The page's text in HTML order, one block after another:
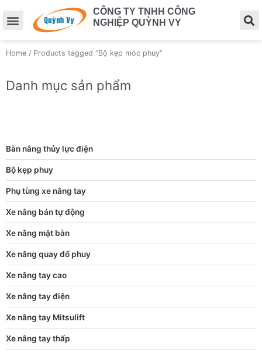
CÔNG TY TNHH CÔNG
NGHIỆP QUỲNH VY
Home / Products tagged “Bộ kẹp móc phuy”
Danh mục sản phẩm
Bàn nâng thủy lực điện
Bộ kẹp phuy
Phụ tùng xe nâng tay
Xe nâng bán tự động
Xe nâng mặt bàn
Xe nâng quay đổ phuy
Xe nâng tay cao
Xe nâng tay điện
Xe nâng tay Mitsulift
Xe nâng tay thấp